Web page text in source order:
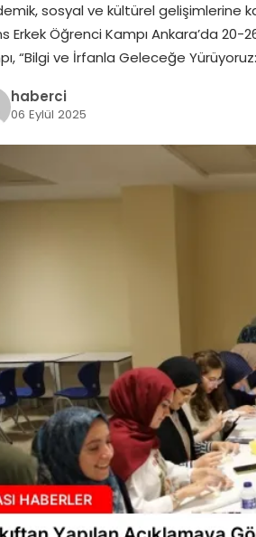
sosyal ve kültürel gelişimlerine
Erkek Öğrenci Kampı Ankara’da
“Bilgi ve İrfanla Geleceğe
haberci
06 Eylül 2025